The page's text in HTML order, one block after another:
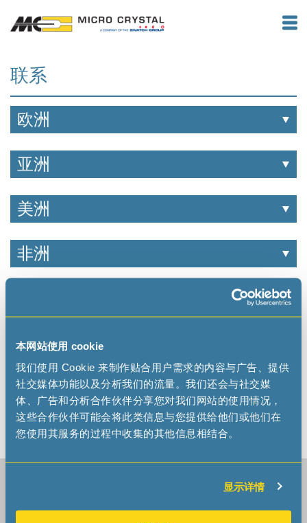
本网站使用 cookie
我们使用 Cookie 来制作贴合用户需求的内容与广告、提供
社交媒体功能以及分析我们的流量。我们还会与社交媒
体、广告和分析合作伙伴分享您对我们网站的使用情况，
这些合作伙伴可能会将此类信息与您提供给他们或他们在
您使用其服务的过程中收集的其他信息相结合。
显示详情
联系
欧洲
亚洲
美洲
非洲
Muehlestrasse 14
CH-2540 Grenchen Switzerland
Phone +41 32 655 82 82
sales
microcrystal com
tech-support
microcrystal com
Office Location Map [PDF]
Muehlestrasse 14